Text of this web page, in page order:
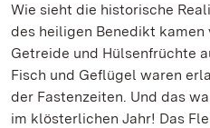
Wie sieht die historische
des heiligen Benedikt kamen
Getreide und Hülsenfrüchte
Fisch und Geflügel waren
der Fastenzeiten. Und das
im klösterlichen Jahr! Das